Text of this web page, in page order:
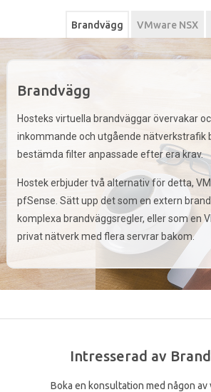
Brandvägg VMware NSX
Brandvägg
Hosteks virtuella brandväggar övervakar
inkommande och utgående nätverkstrafik
bestämda filter anpassade efter era krav.
Hostek erbjuder två alternativ för detta,
pfSense. Sätt upp det som en extern
komplexa brandväggsregler, eller som en
privat nätverk med flera servrar bakom.
Intresserad av
Boka en konsultation med någon av